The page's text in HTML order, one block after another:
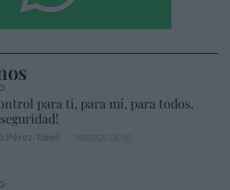
para ti, para mí, para todos,